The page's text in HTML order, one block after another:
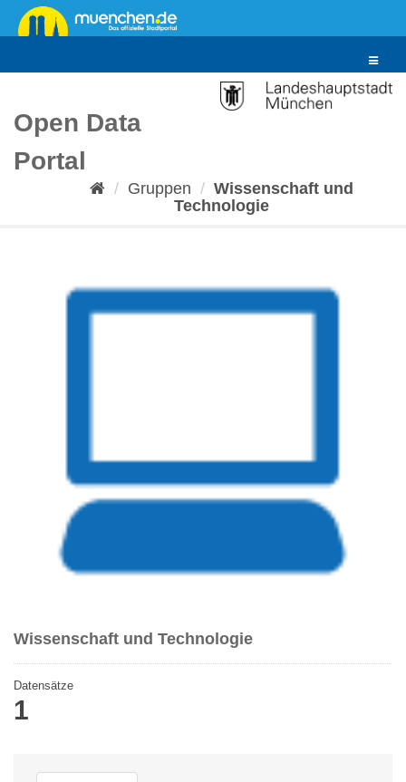
Überspringen
zum
Toggle
Open Data
Portal
Gruppen
Wissenschaft und
Technologie
Wissenschaft und Technologie
Datensätze
1